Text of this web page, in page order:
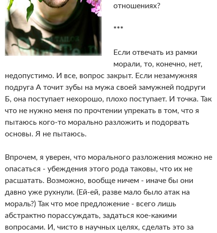
отношениях?
***
Если отвечать из рамки
морали, то, конечно, нет,
недопустимо. И все, вопрос закрыт. Если незамужняя
подруга А точит зубы на мужа своей замужней подруги
Б, она поступает нехорошо, плохо поступает. И точка. Так
что не нужно меня по прочтении упрекать в том, что я
пытаюсь кого-то морально разложить и подорвать
основы. Я не пытаюсь.
Впрочем, я уверен, что морального разложения можно не
опасаться - убеждения этого рода таковы, что их не
расшатать. Возможно, вообще ничем - иначе бы они
давно уже рухнули. (Ей-ей, разве мало было атак на
мораль?) Так что мое предложение - всего лишь
абстрактно порассуждать, задаться кое-какими
вопросами. И, чисто в научных целях, сделать это за